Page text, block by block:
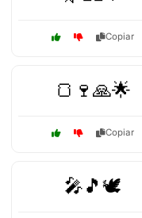
Copiar
🍞🍷🙏🌟
Copiar
🎤🎵🕊️